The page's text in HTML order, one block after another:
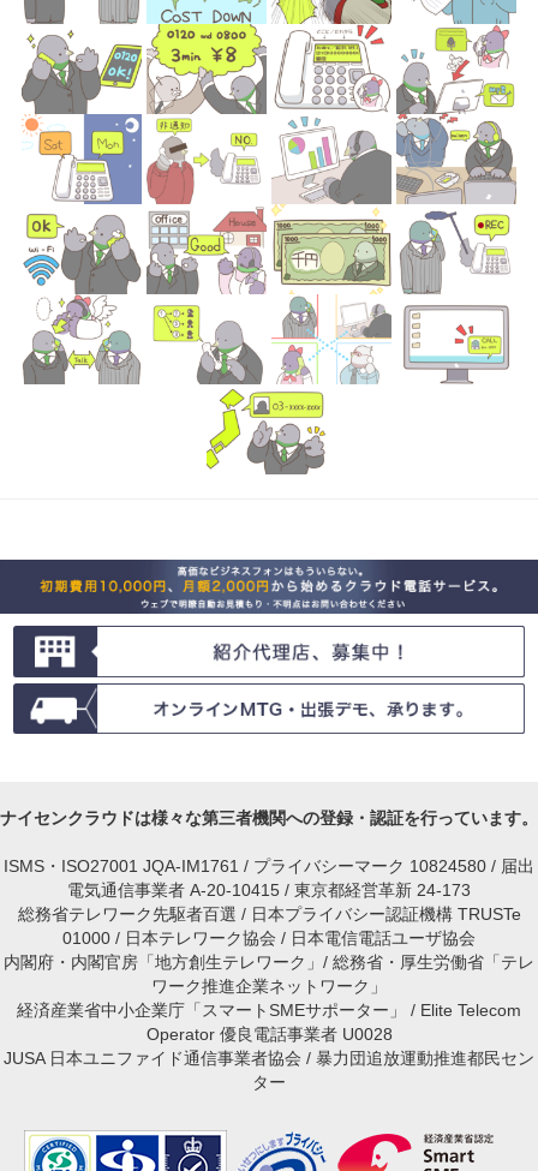
ナイセンクラウドは様々な第三者機関への登録・認証を行っています。
ISMS・ISO27001 JQA-IM1761 / プライバシーマーク 10824580 / 届出
電気通信事業者 A-20-10415 / 東京都経営革新 24-173
総務省テレワーク先駆者百選 / 日本プライバシー認証機構 TRUSTe
01000 / 日本テレワーク協会 / 日本電信電話ユーザ協会
内閣府・内閣官房「地方創生テレワーク」/ 総務省・厚生労働省「テレ
ワーク推進企業ネットワーク」
経済産業省中小企業庁「スマートSMEサポーター」 / Elite Telecom
Operator 優良電話事業者 U0028
JUSA 日本ユニファイド通信事業者協会 / 暴力団追放運動推進都民セン
ター